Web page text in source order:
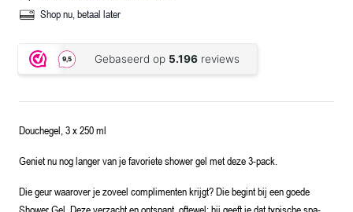
Shop nu, betaal later
Douchegel, 3 x 250 ml
Geniet nu nog langer van je favoriete shower gel met deze 3-pack.
Die geur waarover je zoveel complimenten krijgt? Die begint bij een goede
Shower Gel. Deze verzacht en ontspant, oftewel: hij geeft je dat typische spa-